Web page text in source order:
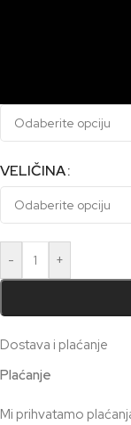
VELIČINA
- +
Dostava i plaćanje
Plaćanje
Mi prihvatamo